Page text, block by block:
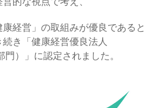
経営」の取組みが優良であると
き「健康経営優良法人
）」に認定されました。